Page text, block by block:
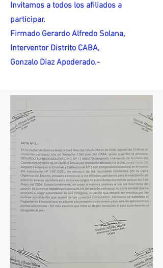
Invitamos a todos los afiliados a
participar.
Firmado Gerardo Alfredo Solana,
Interventor Distrito CABA,
Gonzalo Diaz Apoderado.-